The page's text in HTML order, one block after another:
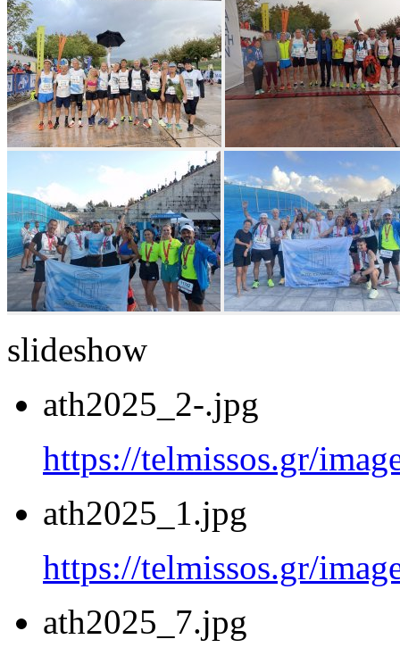
slideshow
ath2025_2-.jpg
https://telmissos.gr/
ath2025_1.jpg
https://telmissos.gr/
ath2025_7.jpg